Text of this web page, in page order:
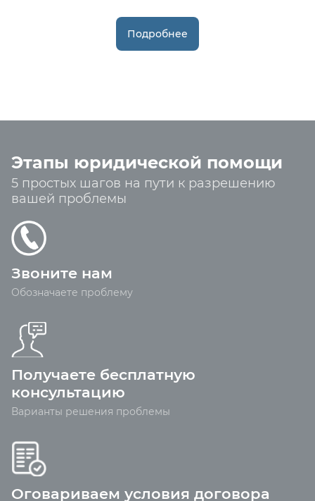
Подробнее
Этапы юридической помощи
5 простых шагов на пути к разрешению
вашей проблемы
Звоните нам
Обозначаете проблему
Получаете бесплатную
консультацию
Варианты решения проблемы
Оговариваем условия договора